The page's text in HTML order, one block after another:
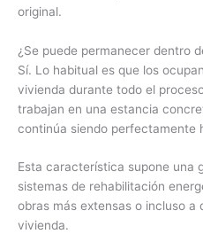
original.
¿Se puede permanecer dentro
Sí. Lo habitual es que los
vivienda durante todo el
trabajan en una estancia
continúa siendo perfectamente
Esta característica supone una
sistemas de rehabilitación
obras más extensas o incluso a
vivienda.